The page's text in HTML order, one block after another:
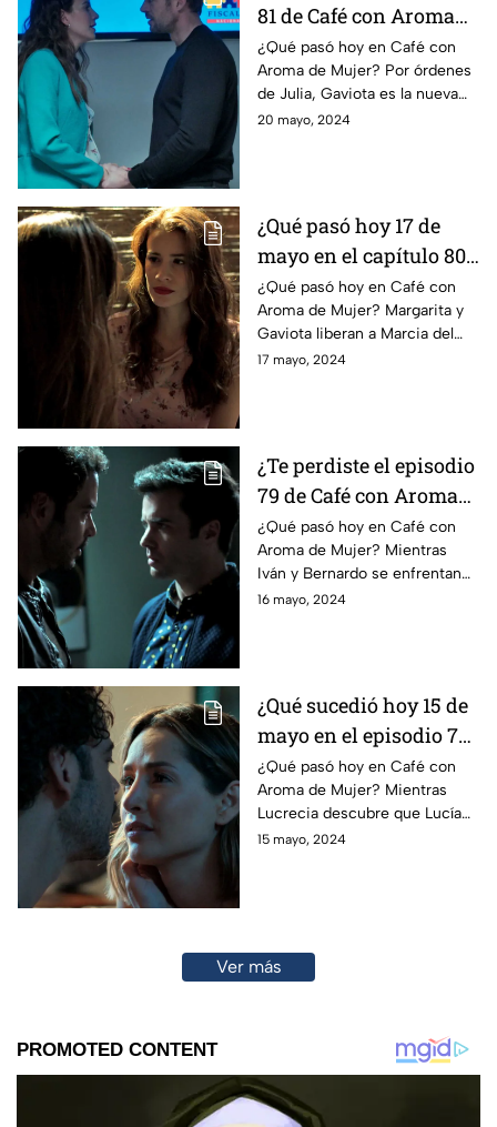
81 de Café con Aroma
de Mujer hoy 20 de
mayo? Gaviota es la
nueva líder de la
Hacienda Casablanca
¿Qué pasó hoy en Café con
Aroma de Mujer? Por órdenes
de Julia, Gaviota es la nueva
autoridad en la Hacienda
20 mayo, 2024
¿Qué pasó hoy 17 de
mayo en el capítulo 80
de Café con Aroma de
Mujer? Gaviota y
Margarita liberan a
Marcia de Wilson
¿Qué pasó hoy en Café con
Aroma de Mujer? Margarita y
Gaviota liberan a Marcia del
encierro que vivía en la finca
17 mayo, 2024
¿Te perdiste el episodio
79 de Café con Aroma
de Mujer hoy 16 de
mayo? Iván y Bernardo
se enfrentan en Café
Élite
¿Qué pasó hoy en Café con
Aroma de Mujer? Mientras
Iván y Bernardo se enfrentan
en Café Élite, Lucía cae en su
16 mayo, 2024
¿Qué sucedió hoy 15 de
mayo en el episodio 78
de Café con Aroma de
Mujer? Lucrecia
descubre a Lucía e Iván
in fraganti
¿Qué pasó hoy en Café con
Aroma de Mujer? Mientras
Lucrecia descubre que Lucía
tiene algo con Iván, Sebastián
15 mayo, 2024
Ver más